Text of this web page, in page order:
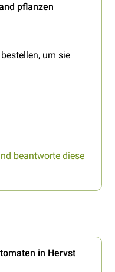
pflanzen
um sie
beantworte diese
in Hervst